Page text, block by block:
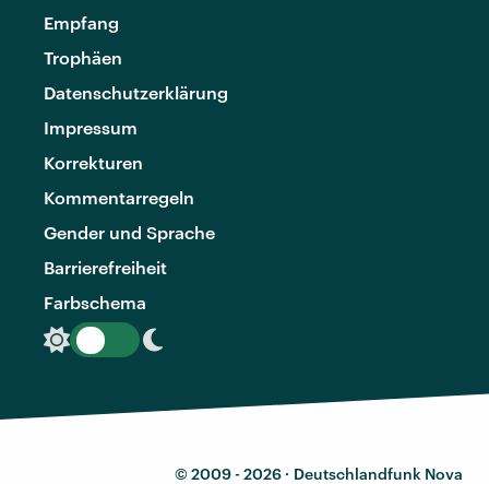
Empfang
Trophäen
Datenschutzerklärung
Impressum
Korrekturen
Kommentarregeln
Gender und Sprache
Barrierefreiheit
Farbschema
© 2009 - 2026 · Deutschlandfunk Nova